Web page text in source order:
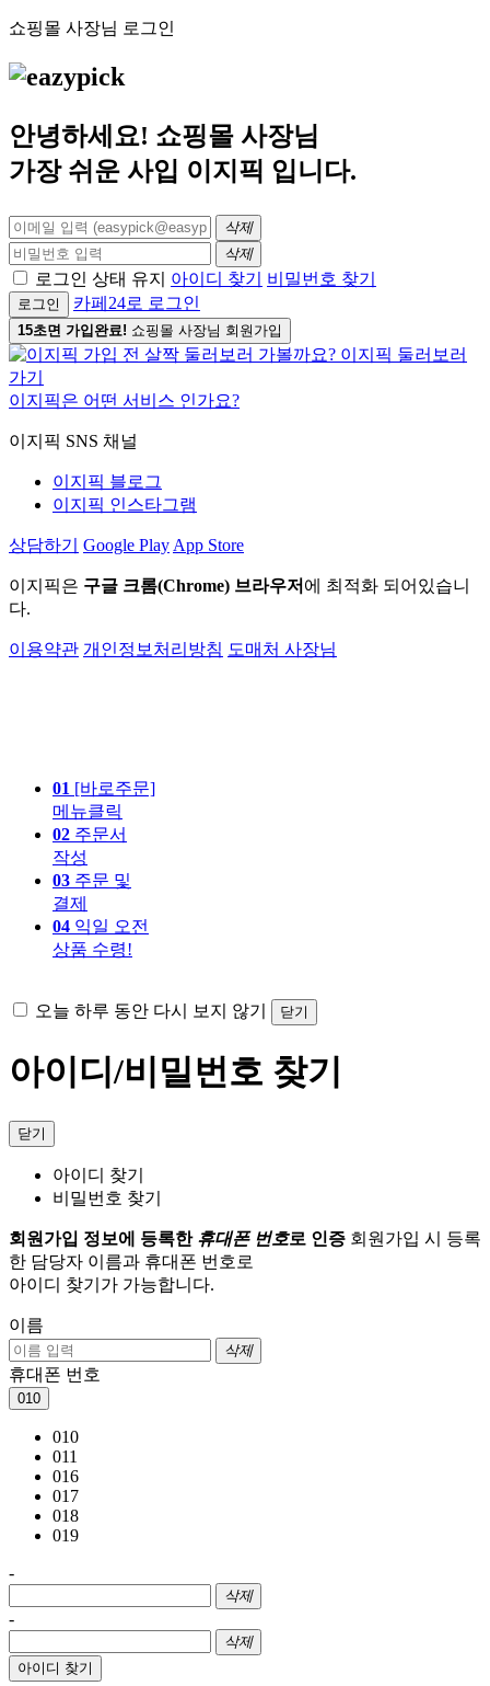
쇼핑몰 사장님 로그인
안녕하세요! 쇼핑몰 사장님
가장 쉬운 사입 이지픽 입니다.
삭제
삭제
로그인 상태 유지 아이디 찾기 비밀번호 찾기
로그인 카페24로 로그인
15초면 가입완료! 쇼핑몰 사장님 회원가입
이지픽은 어떤 서비스 인가요?
이지픽 SNS 채널
이지픽 블로그
이지픽 인스타그램
상담하기 Google Play App Store
이지픽은 구글 크롬(Chrome) 브라우저 에 최적화 되어있습니
다.
이용약관 개인정보처리방침 도매처 사장님
01 [바로주문]
메뉴클릭
02 주문서
작성
03 주문 및
결제
04 익일 오전
상품 수령!
오늘 하루 동안 다시 보지 않기 닫기
아이디/비밀번호 찾기
닫기
아이디 찾기
비밀번호 찾기
회원가입 정보에 등록한 휴대폰 번호로 인증 회원가입 시 등록
한 담당자 이름과 휴대폰 번호로
아이디 찾기가 가능합니다.
이름
삭제
휴대폰 번호
010
010
011
016
017
018
019
-
삭제
-
삭제
아이디 찾기